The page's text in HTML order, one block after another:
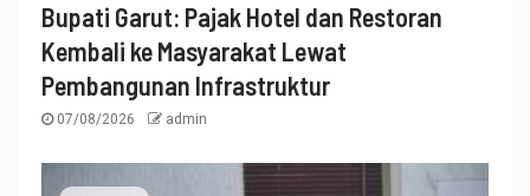
Bupati Garut: Pajak Hotel dan Restoran
Kembali ke Masyarakat Lewat
Pembangunan Infrastruktur
07/08/2026 admin